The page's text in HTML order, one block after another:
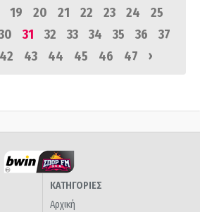
19 20 21 22 23 24
25
31 32 33 34 35 36
37
42 43 44 45 46 47 ›
ΚΑΤΗΓΟΡΙΕΣ
Αρχική